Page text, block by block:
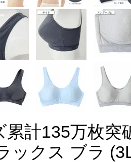
累計135万枚
ックス ブラ